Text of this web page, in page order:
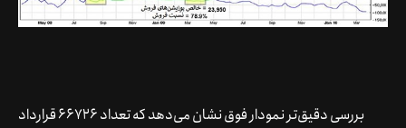
بررسی دقیق‌تر نمودار فوق نشان می‌دهد که تعداد 66726 قرارداد